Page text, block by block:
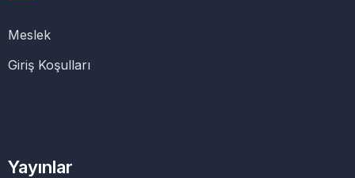
Meslek
Giriş Koşulları
Yayınlar